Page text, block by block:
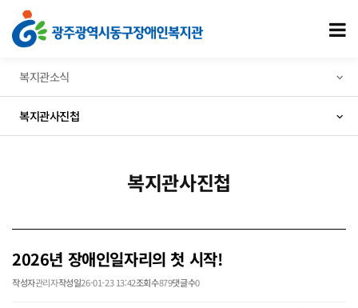
2026년 장애인일자리의 첫 시작! > 복지관사진첩
복지관소식
복지관사진첩
복지관사진첩
2026년 장애인일자리의 첫 시작!
작성자관리자작성일26-01-23 13:42조회수879댓글수0